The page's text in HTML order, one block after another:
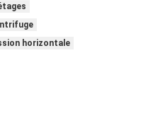
horizontale